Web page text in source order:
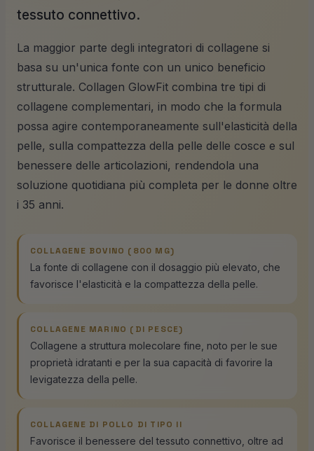
tessuto connettivo.
La maggior parte degli integratori di collagene si
basa su un'unica fonte con un unico beneficio
strutturale. Collagen GlowFit combina tre tipi di
collagene complementari, in modo che la formula
possa agire contemporaneamente sull'elasticità della
pelle, sulla compattezza della pelle delle cosce e sul
benessere delle articolazioni, rendendola una
soluzione quotidiana più completa per le donne oltre
i 35 anni.
COLLAGENE BOVINO (800 MG)
La fonte di collagene con il dosaggio più elevato, che
favorisce l'elasticità e la compattezza della pelle.
COLLAGENE MARINO (DI PESCE)
Collagene a struttura molecolare fine, noto per le sue
proprietà idratanti e per la sua capacità di favorire la
levigatezza della pelle.
COLLAGENE DI POLLO DI TIPO II
Favorisce il benessere del tessuto connettivo, oltre ad